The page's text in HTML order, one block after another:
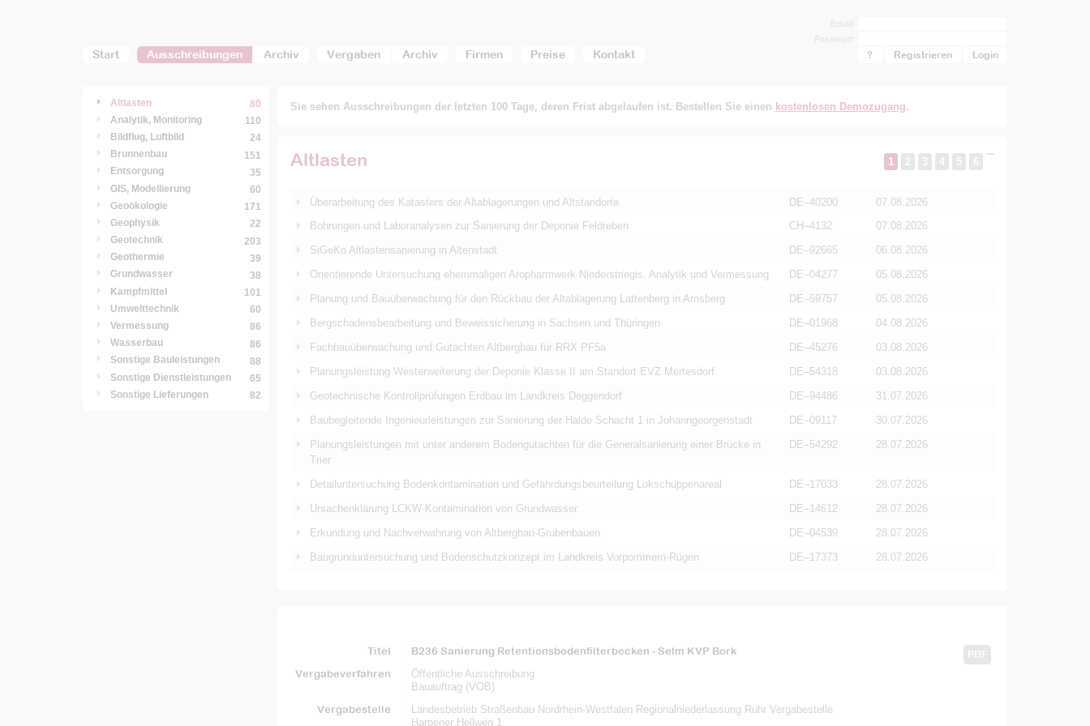
Start Ausschreibungen Archiv Vergaben Archiv Firmen Preise Kontakt ? Registrieren
Altlasten
80
Analytik, Monitoring
110
Bildflug, Luftbild
24
Brunnenbau
151
Entsorgung
35
GIS, Modellierung
60
Geoökologie
171
Geophysik
22
Geotechnik
203
Geothermie
39
Grundwasser
38
Kampfmittel
101
Umwelttechnik
60
Vermessung
86
Wasserbau
86
Sonstige Bauleistungen
88
Sonstige Dienstleistungen
65
Sonstige Lieferungen
82
Sie sehen Ausschreibungen der letzten 100 Tage, deren Frist abgelaufen ist. Bestellen Sie einen kostenlosen Demozugang.
Altlasten 1 2 3 4 5 6
Überarbeitung des Katasters der Altablagerungen und Altstandorte DE–40200
07.08.2026
Bohrungen und Laboranalysen zur Sanierung der Deponie Feldreben
CH–4132
07.08.2026
SiGeKo Altlastensanierung in Altenstadt
DE–92665
06.08.2026
Orientierende Untersuchung ehemmaligen Aropharmwerk Niederstriegis, Analytik und Vermessung
DE–04277
05.08.2026
Planung und Bauüberwachung für den Rückbau der Altablagerung Lattenberg in Arnsberg
DE–59757
05.08.2026
Bergschadensbearbeitung und Beweissicherung in Sachsen und Thüringen
DE–01968
04.08.2026
Fachbauüberwachung und Gutachten Altbergbau für RRX PF5a
DE–45276
03.08.2026
Planungsleistung Westerweiterung der Deponie Klasse II am Standort EVZ Mertesdorf
DE–54318
03.08.2026
Geotechnische Kontrollprüfungen Erdbau im Landkreis Deggendorf
DE–94486
31.07.2026
Baubegleitende Ingenieurleistungen zur Sanierung der Halde Schacht 1 in Johanngeorgenstadt
DE–09117
30.07.2026
Planungsleistungen mit unter anderem Bodengutachten für die Generalsanierung einer Brücke in
Trier
DE–54292 28.07.2026
Detailuntersuchung Bodenkontamination und Gefährdungsbeurteilung Lokschuppenareal DE–17033
28.07.2026
Ursachenklärung LCKW-Kontamination von Grundwasser
DE–14612
28.07.2026
Erkundung und Nachverwahrung von Altbergbau-Grubenbauen
DE–04539
28.07.2026
Baugrunduntersuchung und Bodenschutzkonzept im Landkreis Vorpommern-Rügen
DE–17373 28.07.2026
Titel PDF
B236 Sanierung Retentionsbodenfilterbecken - Selm KVP Bork
Vergabeverfahren
Öffentliche Ausschreibung
Bauauftrag (VOB)
Vergabestelle
Landesbetrieb Straßenbau Nordrhein-Westfalen Regionalniederlassung Ruhr Vergabestelle
Harpener Hellweg 1